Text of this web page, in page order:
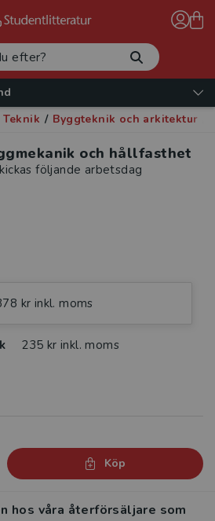
Teknik / Byggteknik och arkitektur
och hållfasthet
följande arbetsdag
kr inkl. moms
235 kr inkl. moms
Köp
hos våra återförsäljare som